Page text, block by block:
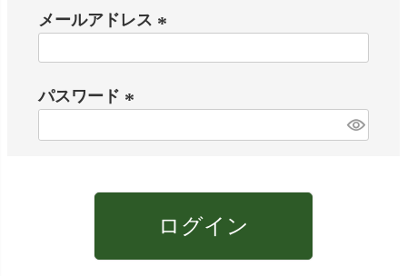
メールアドレス
パスワード
ログイン